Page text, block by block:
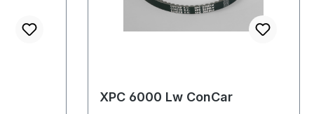
XPC 6000 Lw ConCar